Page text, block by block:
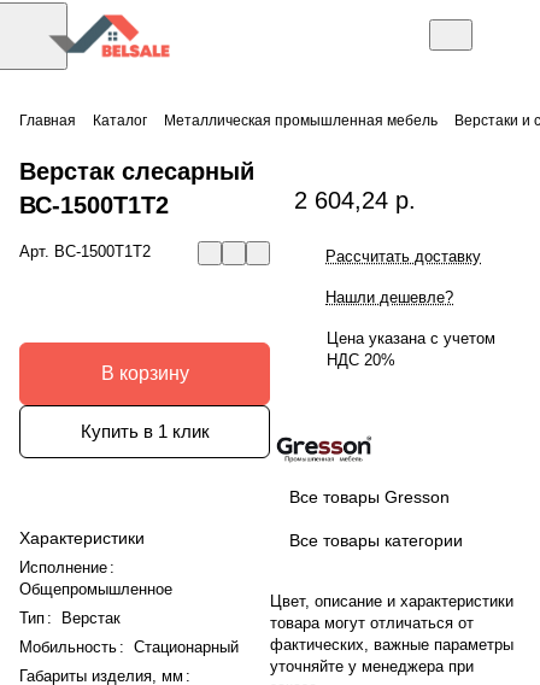
Главная Каталог Металлическая промышленная мебель Верстаки и
Верстак слесарный
ВС-1500Т1Т2
Арт. ВС-1500Т1Т2
В корзину
Купить в 1 клик
Характеристики
Исполнение :
Общепромышленное
Тип :
Верстак
Мобильность : Стационарный
Габариты изделия, мм :
2 604,24 р.
Рассчитать доставку
Нашли дешевле?
Цена указана с учетом
НДС 20%
Все товары Gresson
Все товары категории
Цвет, описание и характеристики
товара могут отличаться от
фактических, важные параметры
уточняйте у менеджера при